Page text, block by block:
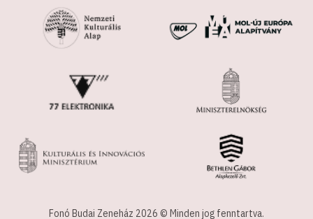
Fonó Budai Zeneház 2026 © Minden jog fenntartva.